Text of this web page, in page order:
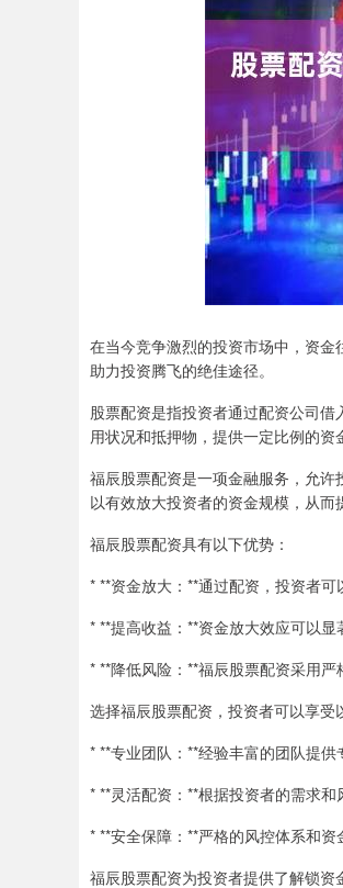
在当今竞争激烈的投资市场中，资金
助力投资腾飞的绝佳途径。
股票配资是指投资者通过配资公司
用状况和抵押物，提供一定比例的资
福辰股票配资是一项金融服务，允
以有效放大投资者的资金规模，从而
福辰股票配资具有以下优势：
* **资金放大：**通过配资，投资者
* **提高收益：**资金放大效应可以显
* **降低风险：**福辰股票配资采用
选择福辰股票配资，投资者可以享受
* **专业团队：**经验丰富的团队提
* **灵活配资：**根据投资者的需求
* **安全保障：**严格的风控体系和资
福辰股票配资为投资者提供了解锁